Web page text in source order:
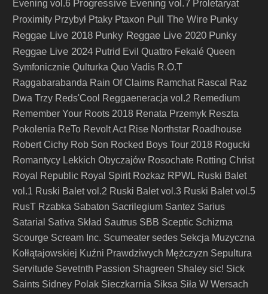
Evening vol.6 Progressive Evening vol.7 Proletaryat
Proximity Przybył Ptaky Ptaxon Pull The Wire Punky
Reggae Live 2018 Punky Reggae Live 2020 Punky
Reggae Live 2024 Putrid Evil Quattro Fekalé Queen
Symfonicznie Qulturka Quo Vadis R.O.T
Raggabarabanda Rain Of Claims Ramchat Rascal
Raz
Dwa Trzy Reds'Cool Reggaeneracja vol.2 Remedium
Remember Your Roots 2018 Renata Przemyk Reszta
Pokolenia ReTo Revolt Act Rise Northstar Roadhouse
Robert Cichy Rob Son Rocked Boys Tour 2018 Rogucki
Romantycy Lekkich Obyczajów Rosochate Rotting Christ
Royal Republic Royal Spirit Rozkaz RPWL Ruski Balet
vol.1 Ruski Balet vol.2 Ruski Balet vol.3 Ruski Balet vol.5
RusT Rzabka Sabaton Sacrilegium Santez Sarius
Satarial Sativa Skład Sautrus SBB Sceptic Schizma
Scourge Scream Inc. Scumeater sedes Sekcja Muzyczna
Kołłątajowskiej Kuźni Prawdziwych Mężczyzn Sepultura
Servitude Sevetnth Passion Shagreen Shaley sic! Sick
Saints Sidney Polak Sieczkarnia Siksa Siła W Wersach